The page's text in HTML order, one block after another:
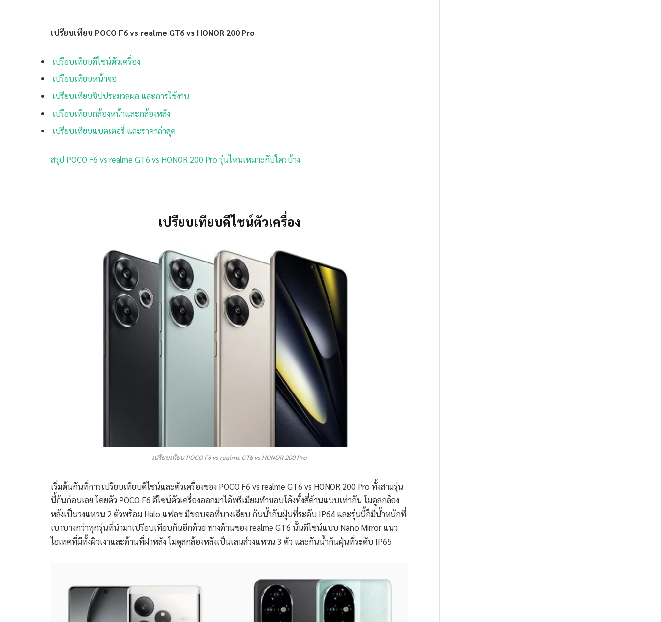
เปรียบเทียบ POCO F6 vs realme GT6 vs HONOR 200 Pro
เปรียบเทียบดีไซน์ตัวเครื่อง
เปรียบเทียบหน้าจอ
เปรียบเทียบชิปประมวลผล และการใช้งาน
เปรียบเทียบกล้องหน้าและกล้องหลัง
เปรียบเทียบแบตเตอรี่ และราคาล่าสุด
สรุป POCO F6 vs realme GT6 vs HONOR 200 Pro รุ่นไหนเหมาะกับใครบ้าง
เปรียบเทียบดีไซน์ตัวเครื่อง
เปรียบเทียบ POCO F6 vs realme GT6 vs HONOR 200 Pro
เริ่มต้นกันที่การเปรียบเทียบดีไซน์และตัวเครื่องของ POCO F6 vs realme GT6 vs HONOR 200 Pro ทั้งสามรุ่น
นี้กันก่อนเลย โดยตัว POCO F6 ดีไซน์ตัวเครื่องออกมาได้พรีเมียมทำขอบโค้งทั้งสี่ด้านแบบเท่ากัน โมดูลกล้อง
หลังเป็นวงแหวน 2 ตัวพร้อม Halo แฟลช มีขอบจอที่บางเฉียบ กันน้ำกันฝุ่นที่ระดับ IP64 และรุ่นนี้ก็มีน้ำหนักที่
เบาบางกว่าทุกรุ่นที่นำมาเปรียบเทียบกันอีกด้วย ทางด้านของ realme GT6 นั้นดีไซน์แบบ Nano Mirror แนว
ไฮเทคที่มีทั้งผิวเงาและด้านที่ฝาหลัง โมดูลกล้องหลังเป็นเลนส์วงแหวน 3 ตัว และกันน้ำกันฝุ่นที่ระดับ IP65